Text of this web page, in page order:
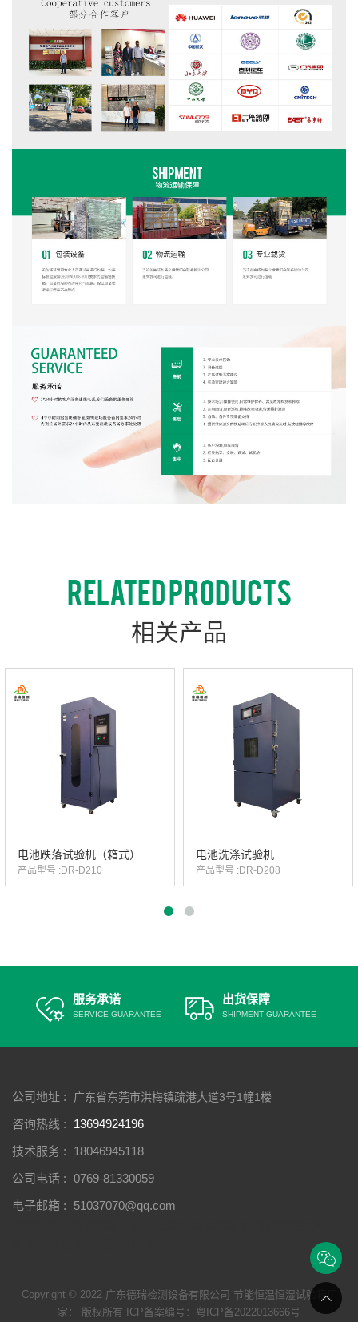
RELATED PRODUCTS
相关产品
电池跌落试验机（箱式）
产品型号 :DR-D210
电池洗涤试验机
产品型号 :DR-D208
服务承诺
SERVICE GUARANTEE
出货保障
SHIPMENT GUARANTEE
公司地址 : 广东省东莞市洪梅镇疏港大道3号1幢1楼
咨询热线 :
13694924196
技术服务 :
18046945118
公司电话 : 0769-81330059
电子邮箱 :
51037070@qq.com
Copyright © 2022 广东德瑞检测设备有限公司 节能恒温恒湿试验箱厂
家： 版权所有 ICP备案编号： 粤ICP备2022013666号